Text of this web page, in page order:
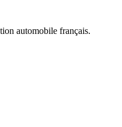
automobile français.